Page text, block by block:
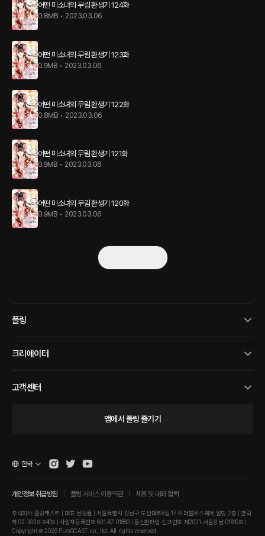
어떤 미소녀의 무림 환생기 124화
0.8MB • 2023.03.06
어떤 미소녀의 무림 환생기 123화
0.9MB • 2023.03.06
어떤 미소녀의 무림 환생기 122화
0.8MB • 2023.03.06
어떤 미소녀의 무림 환생기 121화
0.9MB • 2023.03.06
어떤 미소녀의 무림 환생기 120화
0.9MB • 2023.03.06
플링
크리에이터
고객센터
앱에서 플링 즐기기
개인정보 취급방침 플링 서비스 이용약관 제휴 및 대외 협력
주식회사 플링캐스트 | 대표 남성률 | 서울특별시 강남구 도산대로8길 17-6 더블유스퀘어 빌딩 2층 | 연락
처 02-2039-9409 | 사업자등록번호 631-87-01880 | 통신판매업 신고번호 제2021-서울강남-01810호 |
Copyright © 2026 PLINGCAST co., ltd. All rights reserved.
한국